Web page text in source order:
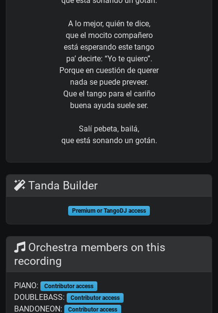
A lo mejor, quién te dice,
que el mocito compañero
está esperando este tango
pa’ decirte: “Yo te quiero”.
Porque en cuestión de querer
nada se puede preveer.
Que el tango para el cariño
buena ayuda suele ser.
Salí pebeta, bailá,
que está sonando un gotán.
Tanda Builder
Premium or TangoDJ access
Orchestra members on this
recording
PIANO: Contributor access
DOUBLEBASS: Contributor access
BANDONEON: Contributor access